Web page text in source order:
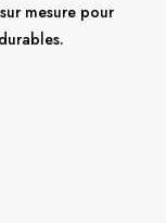
mesure pour